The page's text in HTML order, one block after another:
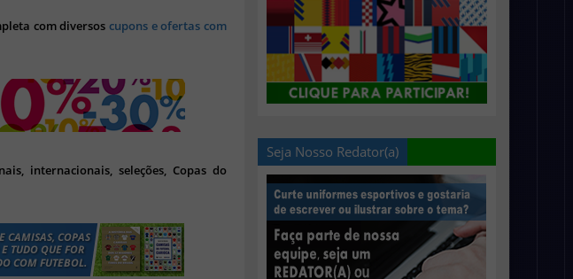
com diversoscupons e ofertas com
internacionais, seleções, Copas do
Seja Nosso Redator(a)